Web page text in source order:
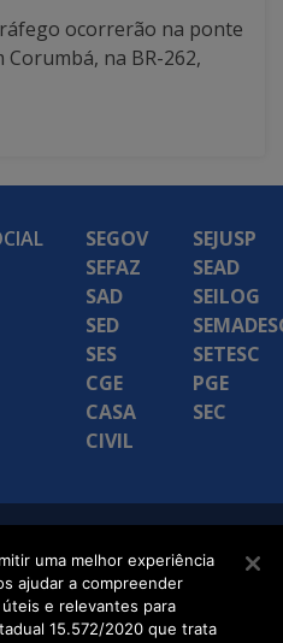
ocorrerão na ponte
na BR-262,
SEGOV
SEFAZ
SAD
SED
SES
CGE
CASA
CIVIL
SEJUSP
SEAD
SEILOG
SETESC
PGE
SEC
uma melhor experiência
ajudar a compreender
e relevantes para
15.572/2020 que trata